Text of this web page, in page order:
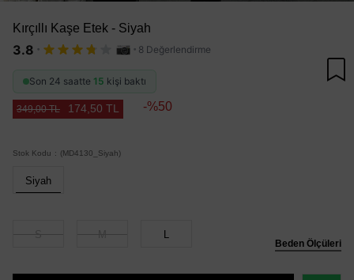
Kırçıllı Kaşe Etek - Siyah
3.8 · · 8 Değerlendirme
Son 24 saatte 15 kişi baktı
349,00 TL 174,50 TL 50
Stok Kodu (MD4130_Siyah)
Beden Ölçüleri
Siyah
L